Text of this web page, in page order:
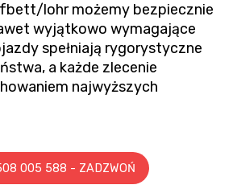
lohr możemy bezpiecznie
wyjątkowo wymagające
spełniają rygorystyczne
a każde zlecenie
najwyższych
005 588 - ZADZWOŃ